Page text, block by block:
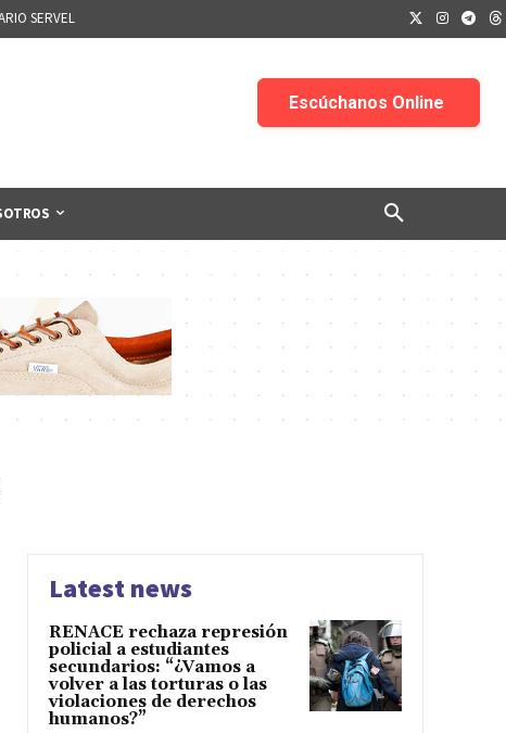
SERVEL
Latest news
RENACE rechaza represión
policial a estudiantes
secundarios: “¿Vamos a
volver a las torturas o las
violaciones de derechos
humanos?”